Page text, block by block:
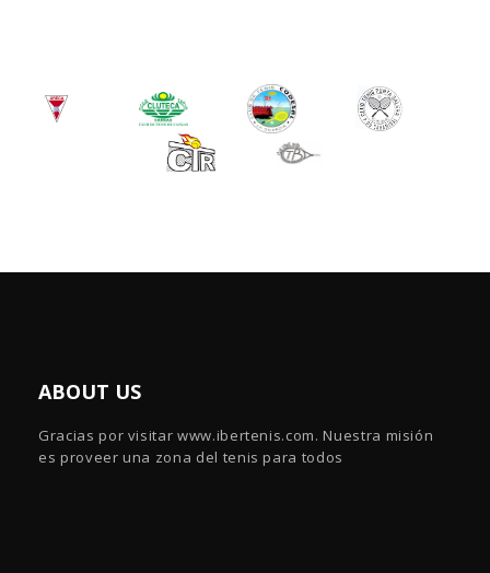
ABOUT US
Gracias por visitar www.ibertenis.com. Nuestra misión
es proveer una zona del tenis para todos